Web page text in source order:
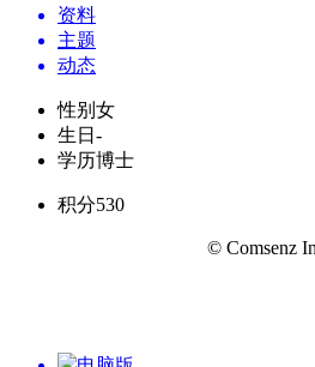
资料
主题
动态
性别 女
生日 -
学历博士
积分530
© Comsenz